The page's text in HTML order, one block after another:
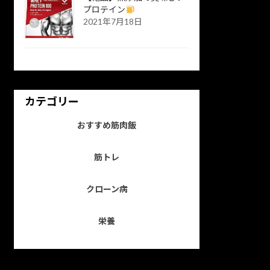
プロテイン
2021年7月18日
カテゴリー
おすすめ筋肉飯
筋トレ
クローン病
栄養